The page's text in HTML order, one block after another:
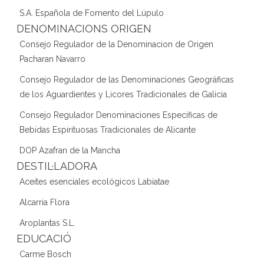
S.A. Española de Fomento del Lúpulo
DENOMINACIONS ORIGEN
Consejo Regulador de la Denominacion de Origen
Pacharan Navarro
Consejo Regulador de las Denominaciones Geográficas
de los Aguardientes y Licores Tradicionales de Galicia
Consejo Regulador Denominaciones Específicas de
Bebidas Espirituosas Tradicionales de Alicante
DOP Azafran de la Mancha
DESTIL·LADORA
Aceites esenciales ecológicos Labiatae
Alcarria Flora
Aroplantas S.L.
EDUCACIÓ
Carme Bosch